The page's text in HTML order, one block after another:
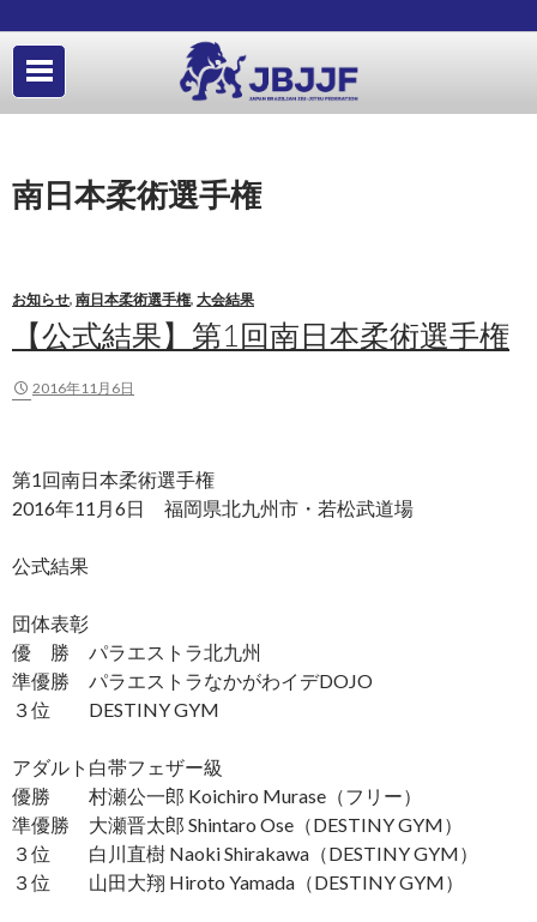
南日本柔術選手権
お知らせ, 南日本柔術選手権, 大会結果
【公式結果】第1回南日本柔術選手権
2016年11月6日
第1回南日本柔術選手権
2016年11月6日 福岡県北九州市・若松武道場
公式結果
団体表彰
優 勝 パラエストラ北九州
準優勝 パラエストラなかがわイデDOJO
３位 DESTINY GYM
アダルト白帯フェザー級
優勝 村瀬公一郎 Koichiro Murase（フリー）
準優勝 大瀬晋太郎 Shintaro Ose（DESTINY GYM）
３位 白川直樹 Naoki Shirakawa（DESTINY GYM）
３位 山田大翔 Hiroto Yamada（DESTINY GYM）